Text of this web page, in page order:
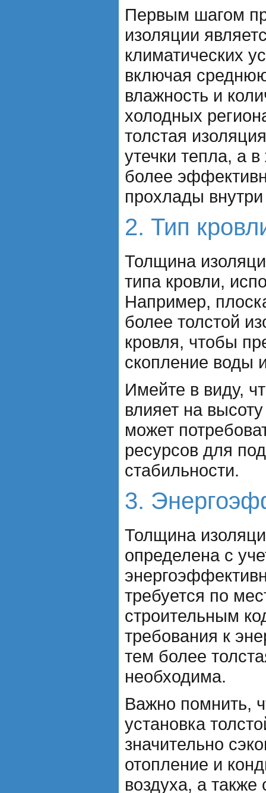
Первым шагом
изоляции
климатических
включая
влажность и
холодных
толстая
утечки тепла, а
более
прохлады
2. Тип
Толщина
типа кровли,
Например,
более толстой
кровля, чтобы
скопление воды
Имейте в виду,
влияет на
может
ресурсов для
стабильности.
3.
Толщина
определена с
требуется по
строительным
требования к
тем более
необходима.
Важно помнить,
установка
значительно
отопление и
воздуха, а